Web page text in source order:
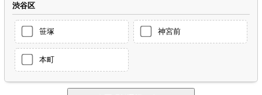
渋谷区
笹塚 神宮前
本町